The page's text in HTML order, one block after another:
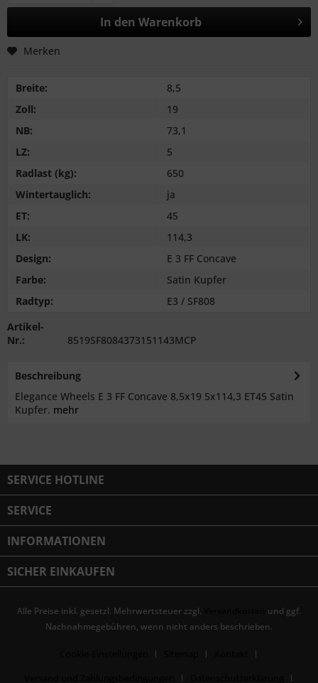
In den Warenkorb
Merken
Breite:
8,5
Zoll:
19
NB:
73,1
LZ:
5
Radlast (kg):
650
Wintertauglich:
ja
ET:
45
LK:
114,3
Design:
E 3 FF Concave
Farbe:
Satin Kupfer
Radtyp:
E3 / SF808
Artikel-
Nr.:
8519SF8084373151143MCP
Beschreibung
Elegance Wheels E 3 FF Concave 8,5x19 5x114,3 ET45 Satin
Kupfer. mehr
SERVICE HOTLINE
SERVICE
INFORMATIONEN
SICHER EINKAUFEN
Alle Preise inkl. gesetzl. Mehrwertsteuer zzgl.
und ggf.
Nachnahmegebühren, wenn nicht anders beschrieben.